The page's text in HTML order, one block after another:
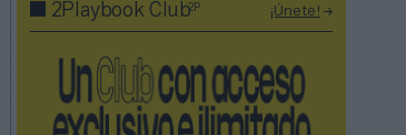
2Playbook Club2P ¡Únete!